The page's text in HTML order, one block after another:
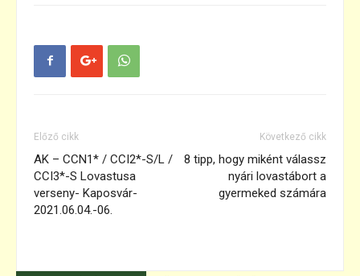
Előző cikk
AK – CCN1* / CCI2*-S/L /
CCI3*-S Lovastusa
verseny- Kaposvár-
2021.06.04.-06.
Következő cikk
8 tipp, hogy miként válassz
nyári lovastábort a
gyermeked számára